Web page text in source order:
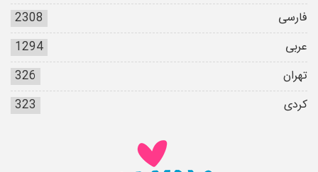
فارسی
2308
عربی
1294
تهران
326
کردی
323